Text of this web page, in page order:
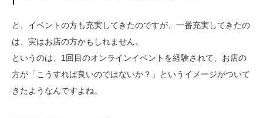
と、イベントの方も充実してきたのですが、一番充実してきたの
は、実はお店の方かもしれません。
というのは、1回目のオンラインイベントを経験されて、お店の
方が「こうすれば良いのではないか？」というイメージがついて
きたようなんですよね。